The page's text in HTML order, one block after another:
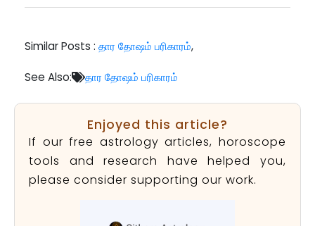
Similar Posts : தார தோஷம் பரிகாரம்,
See Also: தார தோஷம் பரிகாரம்
Enjoyed this article?
If our free astrology articles, horoscope
tools and research have helped you,
please consider supporting our work.